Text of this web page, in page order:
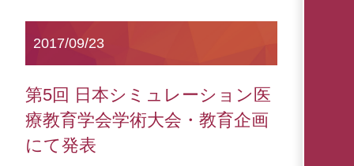
2017/09/23
第5回 日本シミュレーション医
療教育学会学術大会・教育企画
にて発表